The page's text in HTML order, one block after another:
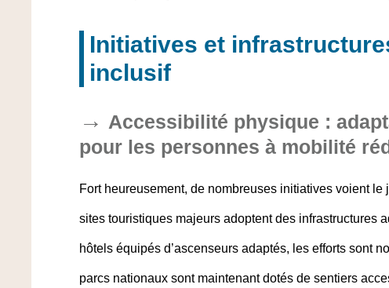
Initiatives et
inclusif
Accessibilité physique :
pour les personnes à mobilité
Fort heureusement, de nombreuses initiatives voient
sites touristiques majeurs adoptent des infrastructures
hôtels équipés d’ascenseurs adaptés, les efforts sont
parcs nationaux sont maintenant dotés de sentiers